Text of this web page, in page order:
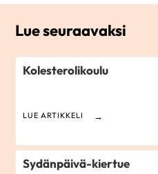
Lue seuraavaksi
Kolesterolikoulu
LUE ARTIKKELI
Sydänpäivä-kiertue